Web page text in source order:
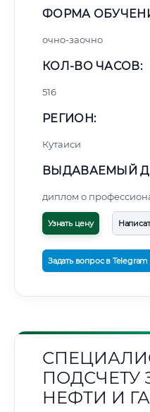
ФОРМА
очно-заочно
КОЛ-ВО ЧАСОВ:
516
РЕГИОН:
Кутаиси
ВЫДАВАЕМЫЙ
диплом о
Узнать цену
Задать вопрос в Telegram
ПОДСЧЕТУ
НЕФТИ И